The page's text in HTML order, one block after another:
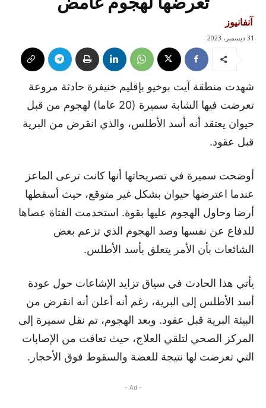
آنفانيوز
31 ديسمبر، 2023
شهدت منطقة آيت بوخيو بإقليم خنيفرة حادثة مروعة
تعرضت فيها الشابة سميرة (20 عاما) لهجوم من قبل
حيوان يعتقد أنه أسد الأطلس، والذي انقرض من البرية
قبل عقود.
أوضحت سميرة في تصريحاتها أنها كانت ترعى الماعز
عندما اعترضها حيوان بشكل غير متوقع، حيث أسقطها
أرضا وحاول الهجوم عليها بقوة. استخدمت الفتاة عصاها
للدفاع عن نفسها وصد الهجوم الذي تزعم بعض
الشائعات بأن الأمر يتعلق بأسد الأطلس.
يأتي هذا الحادث في سياق تزايد الإشاعات حول عودة
أسد الأطلس إلى البرية، رغم أنه أعلن أنه انقرض من
البيئة البرية قبل عقود. وبعد الهجوم، تم نقل سميرة إلى
المركز الصحي لتلقي العلاج، حيث تعافت من الإصابات
التي تعرضت لها نتيجة للعضة والسقوط فوق الأحجار.
- Ad -